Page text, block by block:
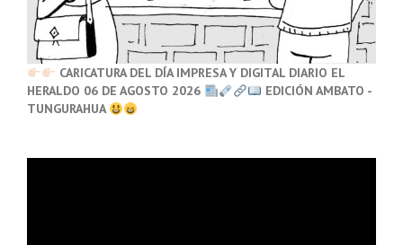
CARICATURA DEL DÍA IMPRESA Y DIGITAL DIARIO EL
HERALDO 06 DE AGOSTO 2026
EDICIÓN AMBATO -
TUNGURAHUA